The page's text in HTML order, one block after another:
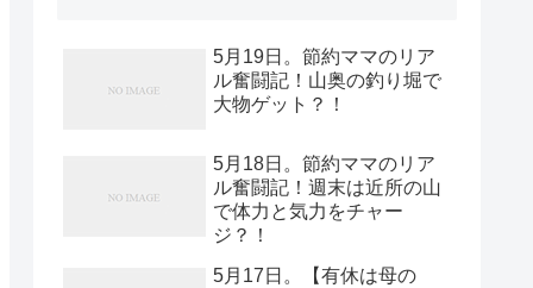
5月19日。節約ママのリア
ル奮闘記！山奥の釣り堀で
大物ゲット？！
5月18日。節約ママのリア
ル奮闘記！週末は近所の山
で体力と気力をチャー
ジ？！
5月17日。【有休は母の